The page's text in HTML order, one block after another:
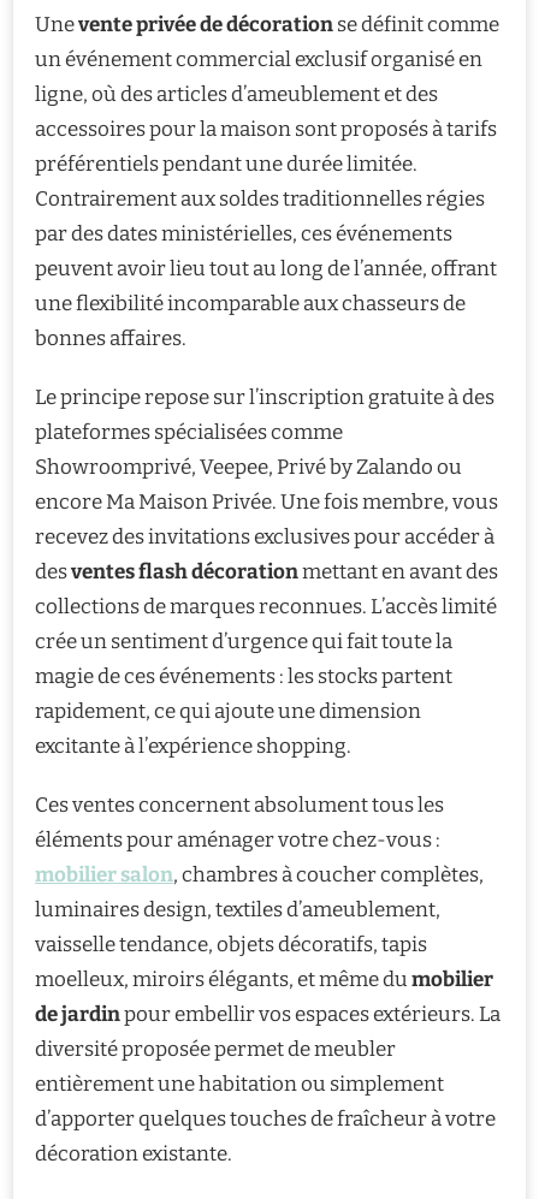
Unevente privée de décorationse définit comme
un événement commercial exclusif organisé en
ligne, où des articles d’ameublement et des
accessoires pour la maison sont proposés à tarifs
préférentiels pendant une durée limitée.
Contrairement aux soldes traditionnelles régies
par des dates ministérielles, ces événements
peuvent avoir lieu tout au long de l’année, offrant
une flexibilité incomparable aux chasseurs de
bonnes affaires.
Le principe repose sur l’inscription gratuite à des
plateformes spécialisées comme
Showroomprivé, Veepee, Privé by Zalando ou
encore Ma Maison Privée. Une fois membre, vous
recevez des invitations exclusives pour accéder à
desventes flash décorationmettant en avant des
collections de marques reconnues. L’accès limité
crée un sentiment d’urgence qui fait toute la
magie de ces événements : les stocks partent
rapidement, ce qui ajoute une dimension
excitante à l’expérience shopping.
Ces ventes concernent absolument tous les
éléments pour aménager votre chez-vous :
mobilier salon, chambres à coucher complètes,
luminaires design, textiles d’ameublement,
vaisselle tendance, objets décoratifs, tapis
moelleux, miroirs élégants, et même dumobilier
de jardinpour embellir vos espaces extérieurs. La
diversité proposée permet de meubler
entièrement une habitation ou simplement
d’apporter quelques touches de fraîcheur à votre
décoration existante.